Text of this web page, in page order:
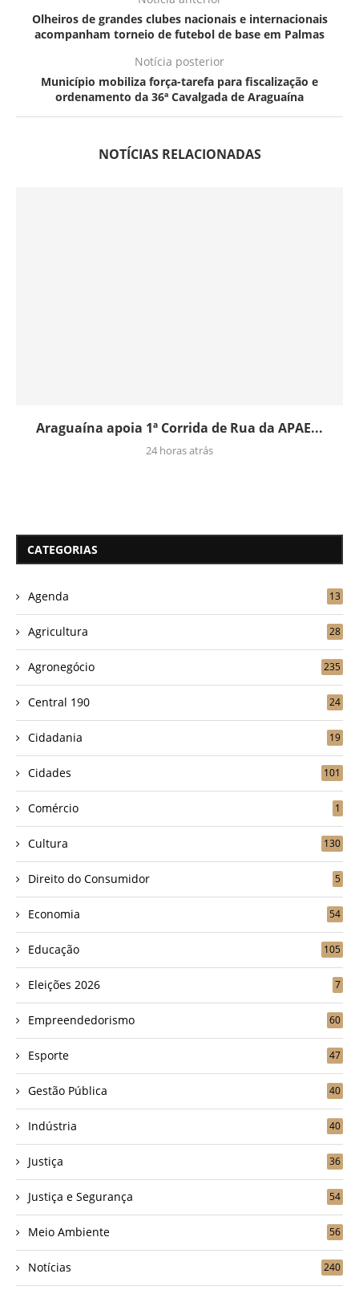
Olheiros de grandes clubes nacionais e internacionais
acompanham torneio de futebol de base em Palmas
Notícia posterior
Município mobiliza força-tarefa para fiscalização e
ordenamento da 36ª Cavalgada de Araguaína
NOTÍCIAS RELACIONADAS
Araguaína apoia 1ª Corrida de Rua da APAE...
24 horas atrás
CATEGORIAS
Agenda 13
Agricultura 28
Agronegócio 235
Central 190 24
Cidadania 19
Cidades 101
Comércio 1
Cultura 130
Direito do Consumidor 5
Economia 54
Educação 105
Eleições 2026 7
Empreendedorismo 60
Esporte 47
Gestão Pública 40
Indústria 40
Justiça 36
Justiça e Segurança 54
Meio Ambiente 56
Notícias 240